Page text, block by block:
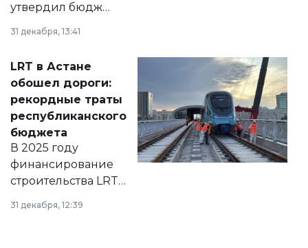
утвердил бюджет
города на 2026–
2028 годы.
документ
появился в базе
нормативных
правовых актов и
на сайте маслихат
города.
31 декабря, 13:41
LRT в Астане
обошел дороги:
рекордные траты
республиканского
бюджета
В 2025 году
финансирование
строительства LRT
в Астане из
республиканского
31 декабря, 12:39